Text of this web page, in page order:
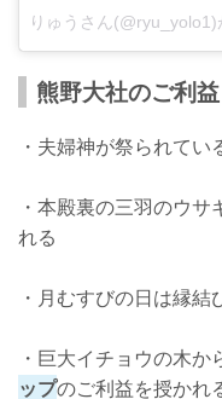
りゅうさん
熊野大社のご利
・夫婦神が祭られてい
・本殿裏の三羽のウサ
れる
・月むすびの日は縁結
・巨大イチョウの木か
ップのご利益を授かれ